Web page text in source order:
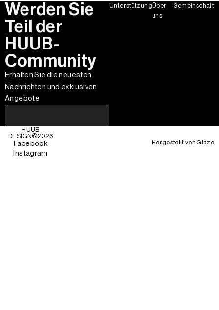
Werden Sie
Teil der
HUUB-
Community
Erhalten Sie die neuesten
Nachrichten und exklusiven
Angebote
UnterstützungÜber
uns
Gemeinschaft
HUUB
DESIGN©2026
Facebook
Instagram
Hergestellt vonGlaze